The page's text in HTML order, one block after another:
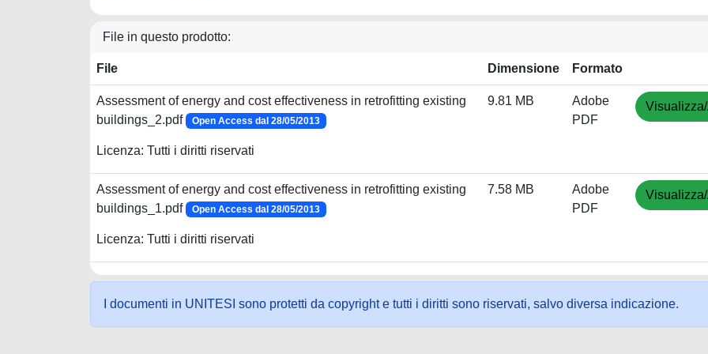
File in questo prodotto:
File Dimensione Formato
Assessment of energy and cost effectiveness in retrofitting existing
buildings_2.pdf
Open Access dal 28/05/2013
Licenza: Tutti i diritti riservati
9.81 MB
Adobe
PDF
Assessment of energy and cost effectiveness in retrofitting existing
buildings_1.pdf
Open Access dal 28/05/2013
Licenza: Tutti i diritti riservati
7.58 MB
Adobe
PDF
I documenti in UNITESI sono protetti da copyright e tutti i diritti sono riservati, salvo diversa indicazione.